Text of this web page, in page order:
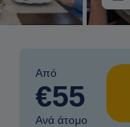
Από
€55
Ανά άτομο